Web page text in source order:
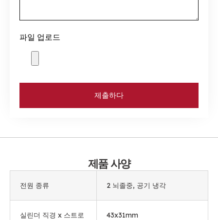
파일 업로드
제출하다
제품 사양
전원 종류 2 뇌졸중, 공기 냉각
실린더 직경 x 스트로
43x31mm